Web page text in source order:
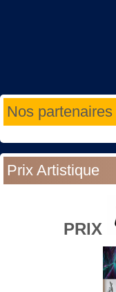
Nos partenaires
Prix Artistique
PRIX
Année
précédente
Mois
précédent
Année
suivante
Mois
suivant